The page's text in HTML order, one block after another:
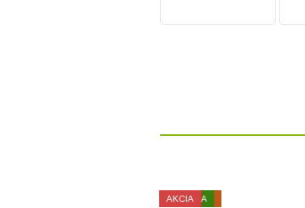
AKCIA
AKCIA
VÝPREDAJ
NOVINKA
AKCIA
AKCIA
AKCIA
AKCIA